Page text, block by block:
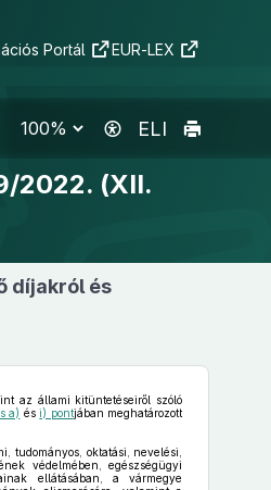
Portál EUR-LEX
ELI
2022. (XII.
díjakról és
az állami kitüntetéseiről szóló
a) ési) pontjában meghatározott
tudományos, oktatási, nevelési,
védelmében, egészségügyi
ellátásában, a vármegye